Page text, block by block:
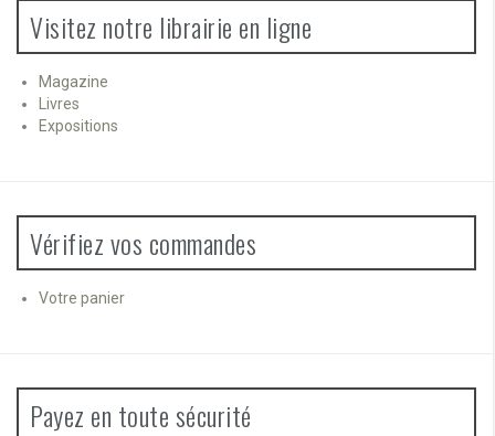
Visitez notre librairie en ligne
Magazine
Livres
Expositions
Vérifiez vos commandes
Votre panier
Payez en toute sécurité